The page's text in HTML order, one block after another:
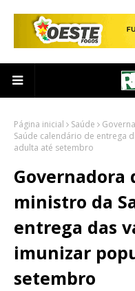
Página inicial Saúde
Saúde calendário de entrega
adulta até setembro
Governadora
ministro da
entrega das
imunizar
setembro